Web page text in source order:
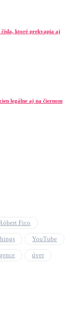
čísla, ktoré prekvapia aj
legálne aj na čiernom
Fico
YouTube
úver